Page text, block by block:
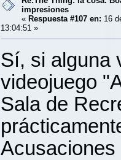
impresiones
« Respuesta #107 en: 16
13:04:51 »
Sí, si alguna
videojuego
Sala de